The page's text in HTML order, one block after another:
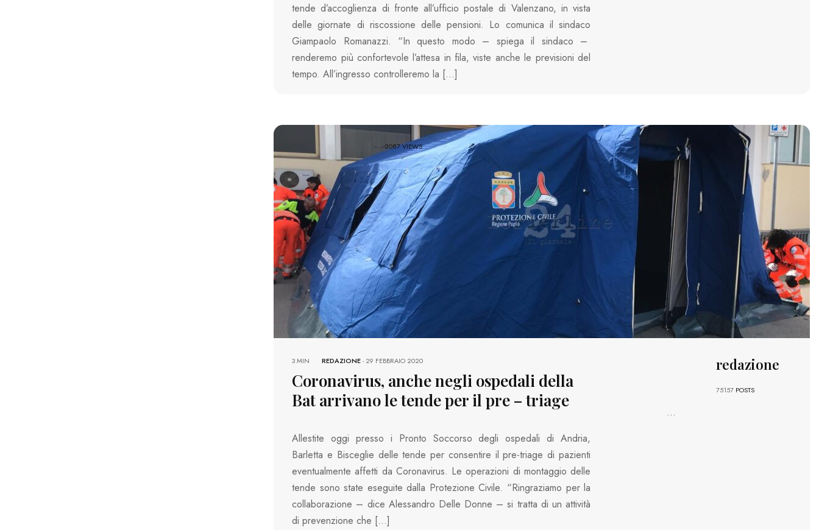
tende d’accoglienza di fronte all’ufficio postale di Valenzano, in vista
delle giornate di riscossione delle pensioni. Lo comunica il sindaco
Giampaolo Romanazzi. “In questo modo – spiega il sindaco –
renderemo più confortevole l’attesa in fila, viste anche le previsioni del
tempo. All’ingresso controlleremo la […]
2087 VIEWS
REDAZIONE-29 FEBBRAIO 2020
3 MIN
Coronavirus, anche negli ospedali della
Bat arrivano le tende per il pre – triage
Allestite oggi presso i Pronto Soccorso degli ospedali di Andria,
Barletta e Bisceglie delle tende per consentire il pre-triage di pazienti
eventualmente affetti da Coronavirus. Le operazioni di montaggio delle
tende sono state eseguite dalla Protezione Civile. “Ringraziamo per la
collaborazione – dice Alessandro Delle Donne – si tratta di un attività
di prevenzione che […]
redazione
75157 POSTS
...